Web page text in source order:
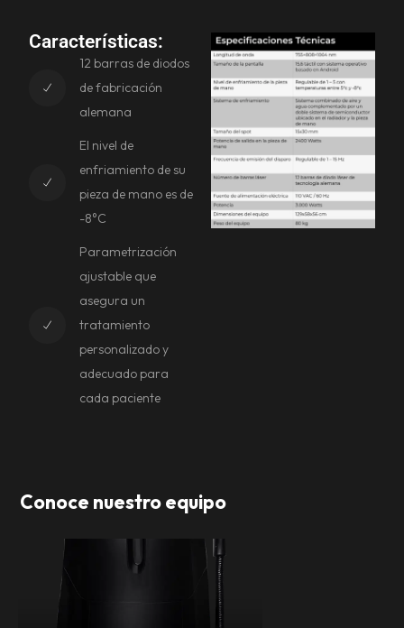
Características:
12 barras de diodos
de fabricación
alemana
El nivel de
enfriamiento de su
pieza de mano es de
-8°C
Parametrización
ajustable que
asegura un
tratamiento
personalizado y
adecuado para
cada paciente
Conoce nuestro equipo